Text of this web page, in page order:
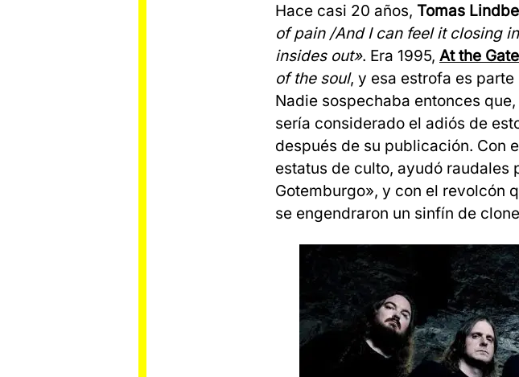
Hace casi 20 años, Tomas
of pain /And I can feel it closing
insides out». Era 1995, At the
of the soul, y esa estrofa es
Nadie sospechaba entonces
sería considerado el adiós de
después de su publicación. Con
estatus de culto, ayudó raudales
Gotemburgo», y con el revolcón
se engendraron un sinfín de